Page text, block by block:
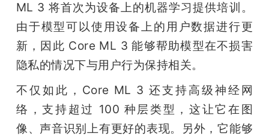
ML 3 将首次为设备上的机器学习提供培训。
由于模型可以使用设备上的用户数据进行更
新，因此 Core ML 3 能够帮助模型在不损害
隐私的情况下与用户行为保持相关。
不仅如此，Core ML 3 还支持高级神经网
络，支持超过 100 种层类型，这让它在图
像、声音识别上有更好的表现。另外，它能够